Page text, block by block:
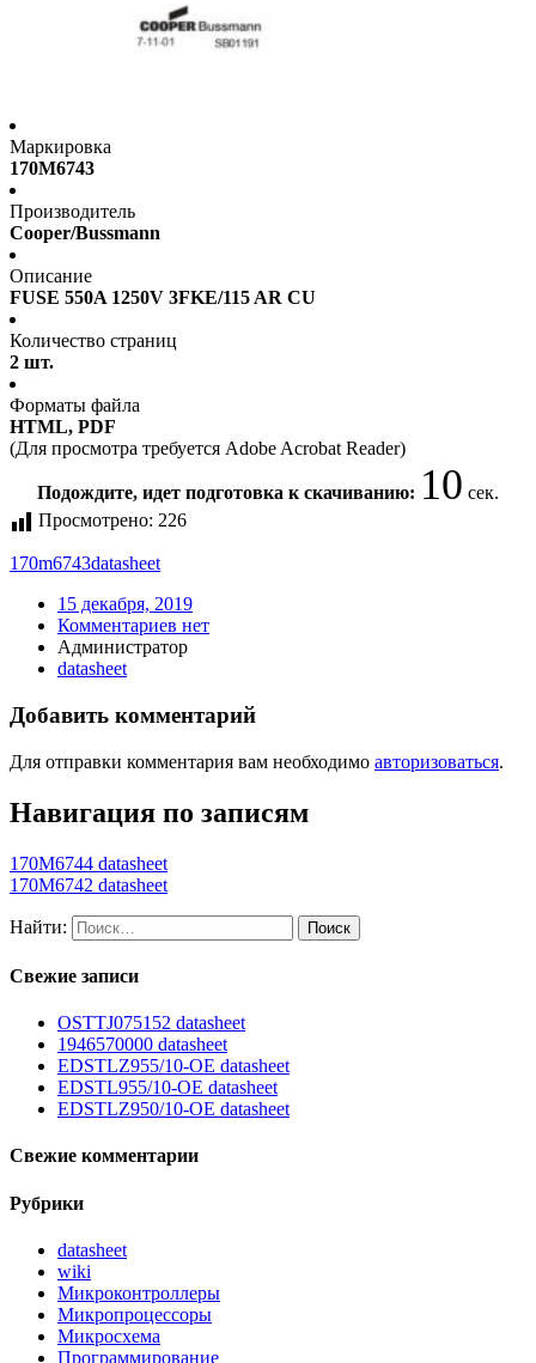
Маркировка
170M6743
Производитель
Cooper/Bussmann
Описание
FUSE 550A 1250V 3FKE/115 AR CU
Количество страниц
2 шт.
Форматы файла
HTML, PDF
(Для просмотра требуется Adobe Acrobat Reader)
Подождите, идет подготовка к скачиванию: 10 сек.
Просмотрено: 226
170m6743datasheet
15 декабря, 2019
Комментариев нет
Администратор
datasheet
Добавить комментарий
Для отправки комментария вам необходимо авторизоваться.
Навигация по записям
170M6744 datasheet
170M6742 datasheet
Найти:
Свежие записи
OSTTJ075152 datasheet
1946570000 datasheet
EDSTLZ955/10-OE datasheet
EDSTL955/10-OE datasheet
EDSTLZ950/10-OE datasheet
Свежие комментарии
Рубрики
datasheet
wiki
Микроконтроллеры
Микропроцессоры
Микросхема
Программирование